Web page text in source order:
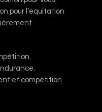
pour l’équitation
et compétition.